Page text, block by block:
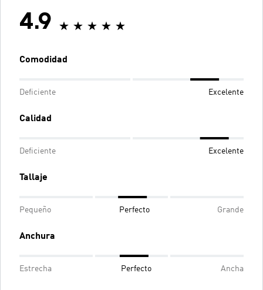
4.9
Comodidad
Deficiente Excelente
Calidad
Deficiente Excelente
Tallaje
Pequeño Perfecto Grande
Anchura
Estrecha Perfecto Ancha